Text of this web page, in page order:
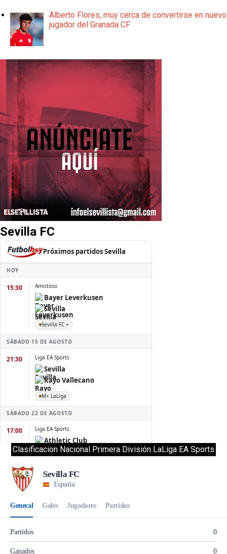
Alberto Flores, muy cerca de convertirse en nuevo
jugador del Granada CF
Sevilla FC
Clasificacion Nacional Primera División LaLiga EA Sports